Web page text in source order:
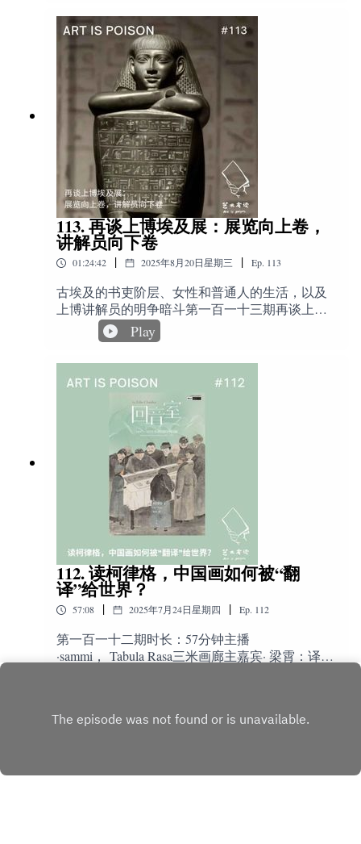
8.德国馆与乌克兰馆平行展，德国馆是对特定民族历史记
忆的深入挖掘与考古，其力量在于沉痛、内省与直面。
乌克兰馆是一场发生在当下的、具有鲜明指向性的多声
9.奥地利馆——本次被议论最多、排队最长的展馆。
10 “非官方”的南非馆， 南非艺术家加布里埃尔·戈利亚特
（Gabrielle Goliath）策划已久的项目，原定代表南非正式
参展，但在1月被政府叫停。 她展出的是一件关于哀悼与
纪念的长期项目，这次版本特别献给在加沙战争中去世
的巴勒斯坦诗人 Hiba Abu Nada，以及种族与性别暴力中
的遇难者。在艺术家的坚持下，它最终以一种更为强大
的姿态，出现在了双年展的“外围”。在 Chiesa di
Sant’Antonin 展出。
11.本次foundation inbetween film为“不确定三部曲”的终章
《Canicula》，整个展览共有十位艺术家，其中有以下两
位中国艺术家：
王拓：《The Experimental Paradigm of Ownership and
Autonomy》探讨中国艺术家在当今经济政治环境下的创
作策略
王宇菡：作品探讨数字时代的监视与观看
app 搜索“ 艺术有读” 节目也可以在spotify流媒体平
台收听到我们的节目。留言互动小红书：artjeff，
sammionecircle官方邮件：yishuyoudu@gmail.com最
后致谢艺术家@anusman 为艺术有读节目设计绘制
的节目LOGOSpecial Guests: 益康糯米 and 赵阿萌.
沫如何迅速破裂33:00 作品瞬间归零：拍卖行都
不愿接的时代35:00 缺乏体系的风险：没有机构
背书的市场难以支撑艺术家定价37:00 全球化问
题：新一代大藏家缺位，仍靠老面孔支撑40:00
疫情后的分化：内循环画廊 vs. 国际路线画廊
49:53 “每周做一件很难的事”：Sammi 的自救方
法相关新闻：Hauser & Wirth 英国画廊业绩下滑
90%https://www.ft.com/content/10014130-69ed-44e2-
8dcf-a6d7c3715953Artnet采访报道Clearing画廊创
始人Olivier Babin《“尽全力都没能成功”，画廊模
式面临彻底终结了吗？》
https://mp.weixin.qq.com/s/axWGTGBoZvUEl8RRfA
4bgA《Tim Blum在决定关闭画廊时说了什么》
https://mp.weixin.qq.com/s/wtCxDE-
Tq8Gq7nItSHic5A艺术顾问Allan Schwartzman创办
If…?!, Season 3, Episode 6 with Allan
Schwartzmanhttps://www.schwartzmanand.com/art-
posts-the-art-world/the-art-world-s3ep6-allan-
schwartzman
饱！浦美“缔造现代”奥赛大展祺四带你逛（点击
标题打开艺术有读公众号，浏览更多图文信息）
时长：132分钟主播· 胡湖：ArtJeff 创始人嘉宾· 祺
四荷兰莱顿大学博士，西方艺术史学者，著有
《八卦艺术史》、《珠宝传奇·中世纪》等畅销
书，新书《趣说西方艺术史两千年》、《画中繁
花：花语艺术史》已由人民文学出版社出版。剪
辑&图文编辑：胡湖收听导航丨IndexΞ 00:01:15 祺
四的日更视频新栏目“翻翻艺术史”Ξ 00:10:32 热罗
姆《玩斗鸡的希腊年轻人》：一炮而红的新希腊
风Ξ 00:21:13 卡巴内尔《维纳斯的诞生》：学院派
的欲盖弥彰Ξ 00:28:52 让-保罗·劳伦斯《罗贝尔二
世被逐出教会》：一双中世纪的爱情鸟Ξ
00:35:28 莱昂·博纳《帕斯卡夫人》：威严端庄的
沙龙女王Ξ 00:38:49 米勒《拾穗者》：既乡土又神
性Ξ 00:48:20 德加《佩列蒂埃街歌剧院的舞蹈教
室》：芭蕾竟是擦边舞？Ξ 01:04:38 德加《在咖啡
馆》：一杯孤独的苦艾酒Ξ 01:09:56 卡耶博特与最
早的印象派收藏Ξ 01:13:12 莫奈《干草堆》：画下
每一瞬间的每寸光Ξ 01:17:18 阿尔贝·贝纳尔《罗
01:25:28 现代艺术之父塞尚：我有一个好爸爸Ξ
01:34:33 高更《塔西堤的女人》：高高在上的殖
民者目光Ξ 01:38:20 不要忽略高更自画像双面画Ξ
01:41:46 《梵高在阿尔勒的卧室》：梵高的爱而
不得Ξ 01:53:54 保罗·西涅克《阿维尼翁的傍晚
（教宗宫）》：这人能处Ξ 01:57:36 纳比派、马约
尔和罗丹收听渠道我们的网站主页是
http://artispoison.com/，你可以在网站上直接在线收
听，并找到所有过往的节目。苹果手机自带的播
客app中搜索“艺术有读”订阅我们的节目。小宇宙
app上搜索“艺术有读”订阅。也可以在spotify等流
媒体平台收听到我们的节目。留言互动官方微
博：@艺术有读主播胡湖公众号：ArtJeff 🍠：
ArtJeff嘉宾微博：@祺四 🍠：祺四云游美术馆 公
众号：祺四ART官方邮件：yishuyoudu@gmail.com
制的节目LOGO
113. 再谈上博埃及展：展览向上卷，
讲解员向下卷
01:24:42 | 2025年8月20日星期三 | Ep. 113
古埃及的书吏阶层、女性和普通人的生活，以及
上博讲解员的明争暗斗第一百一十三期再谈上博
埃及展：展览向上卷，讲解员向下卷（点击标题
打开艺术有读公众号，浏览更多图文信息）时
长：84分钟主播· 胡湖：ArtJeff 创始人嘉宾·
Mallory：过期电影报告、米亚的博物馆旅行指南
主理人，电影影迷，自媒体人，埃及学学生。剪
辑&图文编辑：胡湖收听导航丨IndexΞ 01:01:34 古
埃及普通人的生活Ξ 01:07:33 古埃及的公务员：书
吏阶层Ξ 01:12:59 两件著名的书吏雕像Ξ 01:17:15
僧侣阶层上升，书吏阶层下滑Ξ 01:22:00 帝王谷工
匠村Ξ 01:31:46 法老背后的女性Ξ 01:37:10 夸一夸
上博这次的运营Ξ 01:41:58 为什么决定下水做讲
解？Ξ 01:45:47 讲解员的明争暗斗Ξ 01:57:16 当展
览讲解成为一个产业Ξ 01:06:33 做讲解收到的唯一
的差评收听渠道我们的网站主页是
http://artispoison.com/，你可以在网站上直接在线收
听，并找到所有过往的节目。苹果手机自带的播
客app中搜索“艺术有读”订阅我们的节目。小宇宙
app上搜索“艺术有读”订阅。也可以在spotify等流
媒体平台收听到我们的节目。留言互动官方微
博：@艺术有读主播胡湖公众号：ArtJeff 🍠：
ArtJeff嘉宾B站/视频号/🍠：米亚的博物馆旅行指
LOGO
Play
112. 读柯律格，中国画如何被“翻
译”给世界？
57:08 | 2025年7月24日星期四 | Ep. 112
第一百一十二期时长：57分钟主播
·sammi， Tabula Rasa三米画廊主嘉宾· 梁霄：译
室：1897–1935年的中国画》之后特别想录的一期
过程。作为一位生活在伦敦，频繁往返在中国和